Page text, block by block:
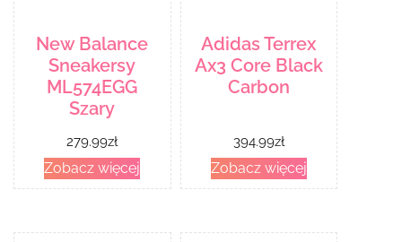
New Balance
Sneakersy
ML574EGG
Szary
279.99zł
Zobacz więcej
Adidas Terrex
Ax3 Core Black
Carbon
394.99zł
Zobacz więcej